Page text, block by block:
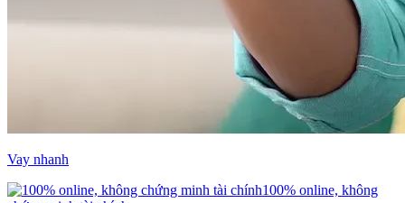
Vay nhanh
100% online, không